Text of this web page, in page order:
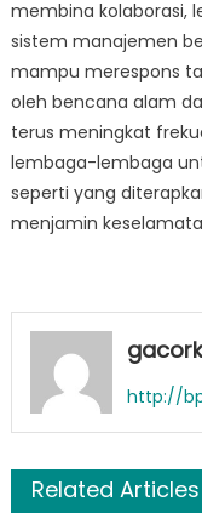
membina kolaborasi,
sistem manajemen
mampu merespons
oleh bencana alam
terus meningkat
lembaga-lembaga
seperti yang
menjamin
http://
Related Articles